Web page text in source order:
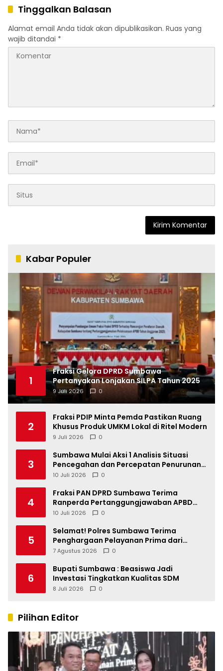
Tinggalkan Balasan
Alamat email Anda tidak akan dipublikasikan. Ruas yang
wajib ditandai *
Kabar Populer
1
Fraksi Gelora DPRD Sumbawa
Pertanyakan Lonjakan SILPA Tahun 2025
9 Juli 2026 0
2
Fraksi PDIP Minta Pemda Pastikan Ruang
Khusus Produk UMKM Lokal di Ritel Modern
9 Juli 2026 0
3
Sumbawa Mulai Aksi 1 Analisis Situasi
Pencegahan dan Percepatan Penurunan
Stunting Tahun 2026
10 Juli 2026 0
4
Fraksi PAN DPRD Sumbawa Terima
Ranperda Pertanggungjawaban APBD
2025, Soroti SILPA Rp201,68 Miliar dan
10 Juli 2026 0
5
Selamat! Polres Sumbawa Terima
Penghargaan Pelayanan Prima dari
Kapolri
7 Agustus 2026 0
6
Bupati Sumbawa : Beasiswa Jadi
Investasi Tingkatkan Kualitas SDM
8 Juli 2026 0
Pilihan Editor